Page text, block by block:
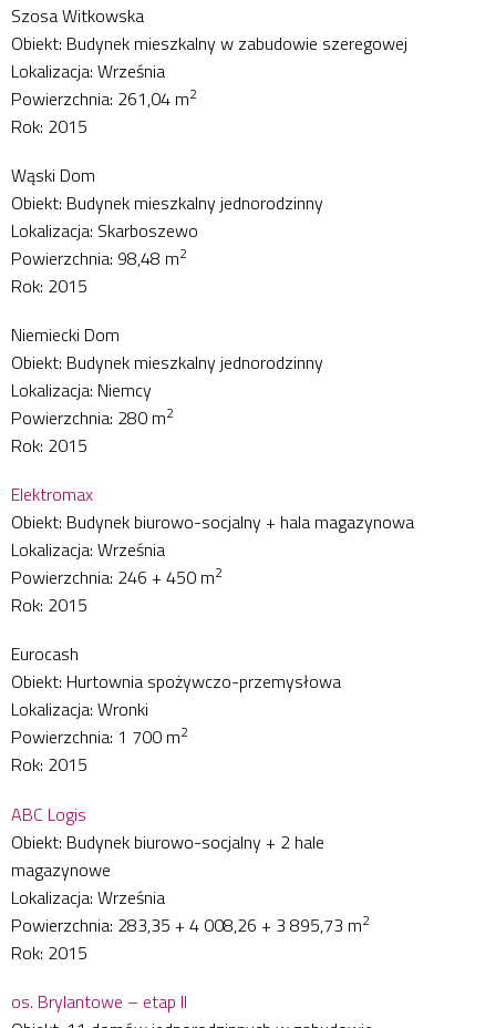
Szosa Witkowska
Obiekt: Budynek mieszkalny w zabudowie szeregowej
Lokalizacja: Września
Powierzchnia: 261,04 m2
Rok: 2015
Wąski Dom
Obiekt: Budynek mieszkalny jednorodzinny
Lokalizacja: Skarboszewo
Powierzchnia: 98,48 m2
Rok: 2015
Niemiecki Dom
Obiekt: Budynek mieszkalny jednorodzinny
Lokalizacja: Niemcy
Powierzchnia: 280 m2
Rok: 2015
Elektromax
Obiekt: Budynek biurowo-socjalny + hala magazynowa
Lokalizacja: Września
Powierzchnia: 246 + 450 m2
Rok: 2015
Eurocash
Obiekt: Hurtownia spożywczo-przemysłowa
Lokalizacja: Wronki
Powierzchnia: 1 700 m2
Rok: 2015
ABC Logis
Obiekt: Budynek biurowo-socjalny + 2 hale
magazynowe
Lokalizacja: Września
Powierzchnia: 283,35 + 4 008,26 + 3 895,73 m2
Rok: 2015
os. Brylantowe – etap II